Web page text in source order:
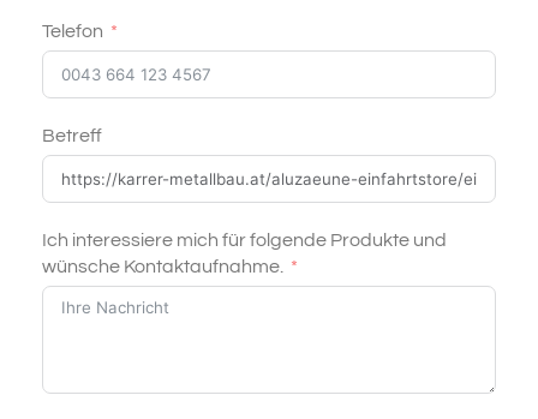
Telefon
Betreff
Ich interessiere mich für folgende Produkte und
wünsche Kontaktaufnahme.